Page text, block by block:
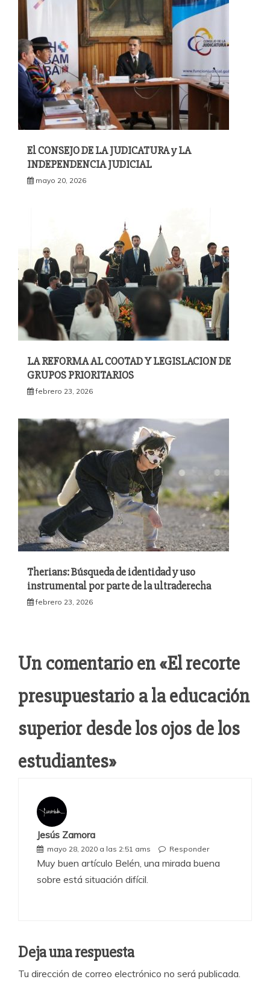
El CONSEJO DE LA JUDICATURA y LA
INDEPENDENCIA JUDICIAL
mayo 20, 2026
LA REFORMA AL COOTAD Y LEGISLACION DE
GRUPOS PRIORITARIOS
febrero 23, 2026
Therians: Búsqueda de identidad y uso
instrumental por parte de la ultraderecha
febrero 23, 2026
Un comentario en «El recorte
presupuestario a la educación
superior desde los ojos de los
estudiantes»
Jesús Zamora
mayo 28, 2020 a las 2:51 ams Responder
Muy buen artículo Belén, una mirada buena
sobre está situación difícil.
Deja una respuesta
Tu dirección de correo electrónico no será publicada.